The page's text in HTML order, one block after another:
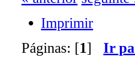
Imprimir
Páginas: [1] Ir